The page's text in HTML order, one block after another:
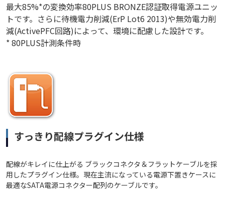
最大85%*の変換効率80PLUS BRONZE認証取得電源ユニッ
トです。さらに待機電力削減(ErP Lot6 2013)や無効電力削
減(ActivePFC回路)によって、環境に配慮した設計です。
* 80PLUS計測条件時
すっきり配線プラグイン仕様
配線がキレイに仕上がる ブラックコネクタ＆フラットケーブルを採
用したプラグイン仕様。現在主流になっている電源下置きケースに
最適なSATA電源コネクター配列のケーブルです。